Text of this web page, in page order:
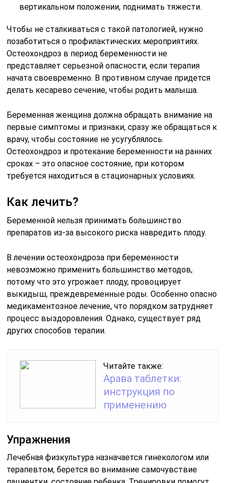
вертикальном положении, поднимать тяжести.
Чтобы не сталкиваться с такой патологией, нужно
позаботиться о профилактических мероприятиях.
Остеохондроз в период беременности не
представляет серьезной опасности, если терапия
начата своевременно. В противном случае придется
делать кесарево сечение, чтобы родить малыша.
Беременная женщина должна обращать внимание на
первые симптомы и признаки, сразу же обращаться к
врачу, чтобы состояние не усугублялось.
Остеохондроз и протекание беременности на ранних
сроках – это опасное состояние, при котором
требуется находиться в стационарных условиях.
Как лечить?
Беременной нельзя принимать большинство
препаратов из-за высокого риска навредить плоду.
В лечении остеохондроза при беременности
невозможно применить большинство методов,
потому что это угрожает плоду, провоцирует
выкидыш, преждевременные роды. Особенно опасно
медикаментозное лечение, что порядком затрудняет
процесс выздоровления. Однако, существует ряд
других способов терапии.
Читайте также:
Арава таблетки:
инструкция по
применению
Упражнения
Лечебная физкультура назначается гинекологом или
терапевтом, берется во внимание самочувствие